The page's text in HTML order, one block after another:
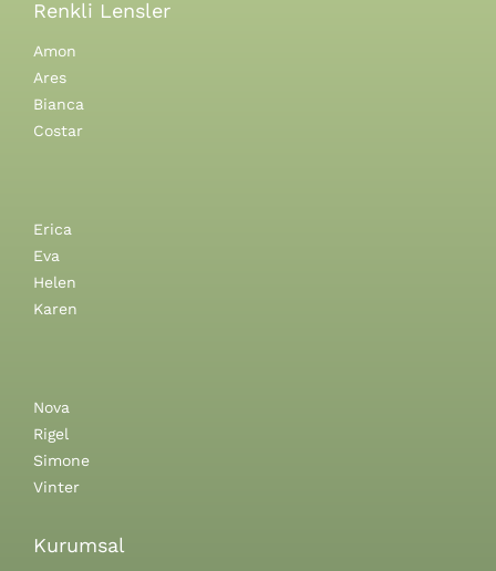
Renkli Lensler
Amon
Ares
Bianca
Costar
Erica
Eva
Helen
Karen
Nova
Rigel
Simone
Vinter
Kurumsal